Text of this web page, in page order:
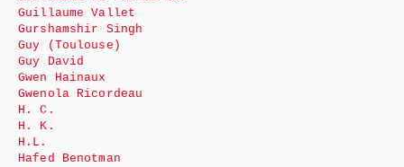
Guillaume Vallet
Gurshamshir Singh
Guy (Toulouse)
Guy David
Gwen Hainaux
Gwenola Ricordeau
H. C.
H. K.
H.L.
Hafed Benotman